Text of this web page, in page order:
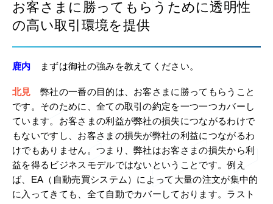
お客さまに勝ってもらうために透明性
の高い取引環境を提供
鹿内 まずは御社の強みを教えてください。
北見 弊社の一番の目的は、お客さまに勝ってもらうこと
です。そのために、全ての取引の約定を一つ一つカバーし
ています。お客さまの利益が弊社の損失につながるわけで
もないですし、お客さまの損失が弊社の利益につながるわ
けでもありません。つまり、弊社はお客さまの損失から利
益を得るビジネスモデルではないということです。例え
ば、EA（自動売買システム）によって大量の注文が集中的
に入ってきても、全て自動でカバーしております。ラスト